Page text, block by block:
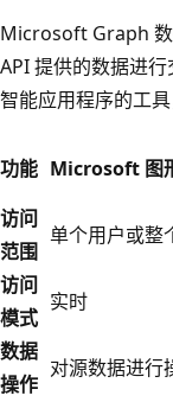
Microsoft Graph
API 提供的数据进
智能应用程序的工
功能 Microsoft 图
访问
范围
单个用户或整
访问
模式
实时
数据
操作
对源数据进行